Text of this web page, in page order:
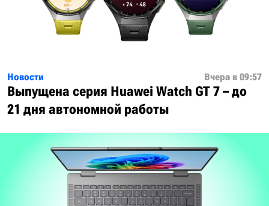
Новости Вчера в 09:57
Выпущена серия Huawei Watch GT 7 – до
21 дня автономной работы